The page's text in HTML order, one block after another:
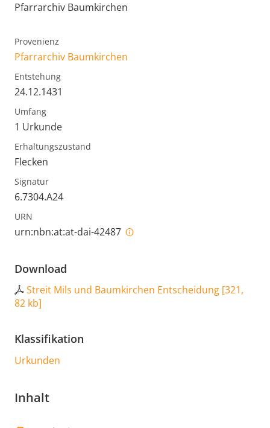
Pfarrarchiv Baumkirchen
Provenienz
Pfarrarchiv Baumkirchen
Entstehung
24.12.1431
Umfang
1 Urkunde
Erhaltungszustand
Flecken
Signatur
6.7304.A24
URN
urn:nbn:at:at-dai-42487
Download
Streit Mils und Baumkirchen Entscheidung [321,
82 kb]
Klassifikation
Urkunden
Inhalt